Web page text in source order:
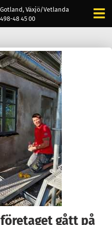
Växjö/Vetlanda
48 45 00
gått på